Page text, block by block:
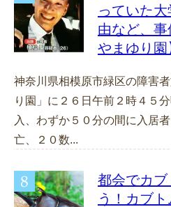
っていた
由など、
やまゆり園
神奈川県相模原市緑区の障害
り園」に２６日午前２時４５
入、わずか５０分の間に入居
亡、２０数...
都会でカブ
う！カブ